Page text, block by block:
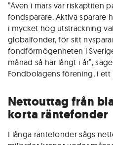
”Även i mars var riskaptiten
fondsparare. Aktiva sparare
i mycket hög utsträckning
globalfonder, för sitt
fondförmögenheten i
månad så här långt i år”,
Fondbolagens förening, i
Nettouttag från
korta räntefonder
I långa räntefonder sågs